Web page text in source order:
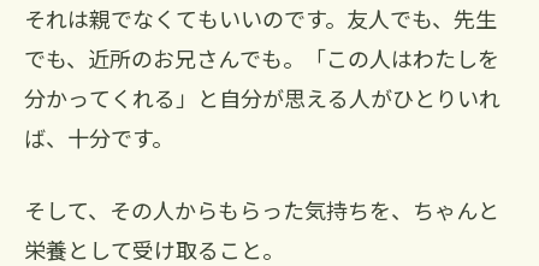
それは親でなくてもいいのです。友人でも、先生
でも、近所のお兄さんでも。「この人はわたしを
分かってくれる」と自分が思える人がひとりいれ
ば、十分です。
そして、その人からもらった気持ちを、ちゃんと
栄養として受け取ること。